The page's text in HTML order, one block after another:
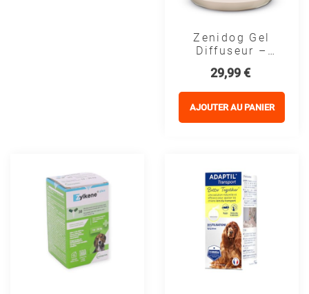
Zenidog Gel
Diffuseur –
Apaisant
Naturel
Prix
29,99 €
AJOUTER AU PANIER